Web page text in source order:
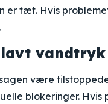
er tæt. Hvis
lavt vandtryk
være
blokeringer. Hvis